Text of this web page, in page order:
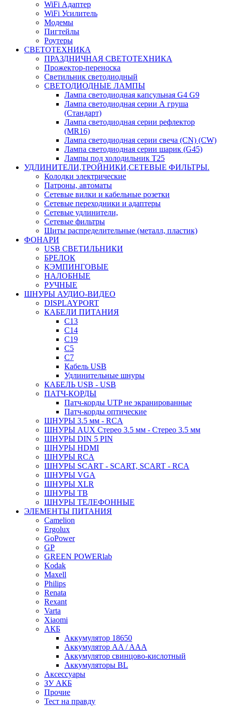
WiFi Адаптер
WiFi Усилитель
Модемы
Пигтейлы
Роутеры
СВЕТОТЕХНИКА
ПРАЗДНИЧНАЯ СВЕТОТЕХНИКА
Прожектор-переноска
Светильник светодиодный
СВЕТОДИОДНЫЕ ЛАМПЫ
Лампа светодиодная капсульная G4 G9
Лампа светодиодная серии А груша
(Стандарт)
Лампа светодиодная серии рефлектор
(MR16)
Лампа светодиодная серии свеча (CN) (CW)
Лампа светодиодная серии шарик (G45)
Лампы под холодильник T25
УДЛИНИТЕЛИ,ТРОЙНИКИ,СЕТЕВЫЕ ФИЛЬТРЫ.
Колодки электрические
Патроны, автоматы
Сетевые вилки и кабельные розетки
Сетевые переходники и адаптеры
Сетевые удлинители,
Сетевые фильтры
Щиты распределительные (металл, пластик)
ФОНАРИ
USB СВЕТИЛЬНИКИ
БРЕЛОК
КЭМПИНГОВЫЕ
НАЛОБНЫЕ
РУЧНЫЕ
ШНУРЫ АУДИО-ВИДЕО
DISPLAYPORT
КАБЕЛИ ПИТАНИЯ
C13
C14
C19
C5
C7
Кабель USB
Удлинительные шнуры
КАБЕЛЬ USB - USB
ПАТЧ-КОРДЫ
Патч-корды UTP не экранированные
Патч-корды оптические
ШНУРЫ 3.5 мм - RCA
ШНУРЫ AUX Стерео 3.5 мм - Стерео 3.5 мм
ШНУРЫ DIN 5 PIN
ШНУРЫ HDMI
ШНУРЫ RCA
ШНУРЫ SCART - SCART, SCART - RCA
ШНУРЫ VGA
ШНУРЫ XLR
ШНУРЫ ТВ
ШНУРЫ ТЕЛЕФОННЫЕ
ЭЛЕМЕНТЫ ПИТАНИЯ
Camelion
Ergolux
GoPower
GP
GREEN POWERlab
Kodak
Maxell
Philips
Renata
Rexant
Varta
Xiaomi
АКБ
Аккумулятор 18650
Аккумулятор AA / AAA
Аккумулятор свинцово-кислотный
Аккумуляторы BL
Аксессуары
ЗУ АКБ
Прочие
Тест на правду